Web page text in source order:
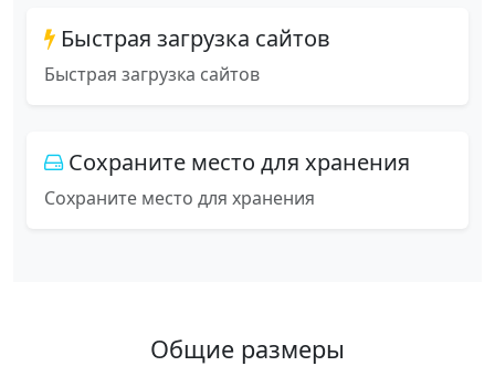
Быстрая загрузка сайтов
Быстрая загрузка сайтов
Сохраните место для хранения
Сохраните место для хранения
Общие размеры